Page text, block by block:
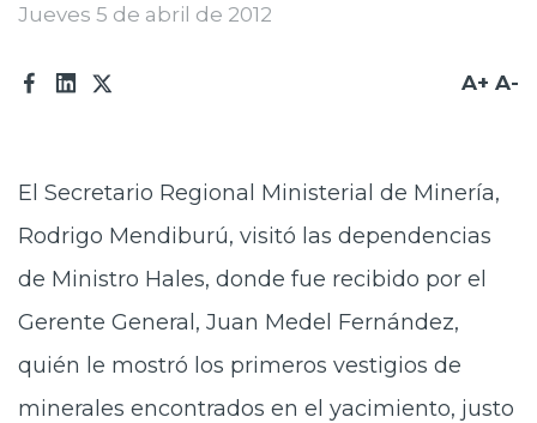
Transparencia activa
Proveedores
Acceso trabajadores/as
Jueves 5 de abril de 2012
A+ A-
El Secretario Regional Ministerial de Minería,
Rodrigo Mendiburú, visitó las dependencias
de Ministro Hales, donde fue recibido por el
Gerente General, Juan Medel Fernández,
quién le mostró los primeros vestigios de
minerales encontrados en el yacimiento, justo